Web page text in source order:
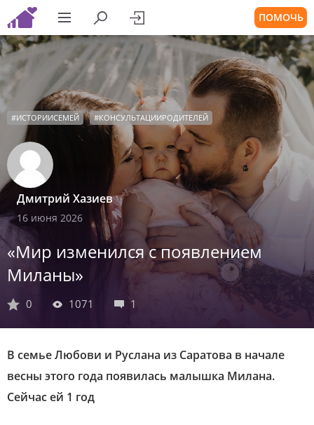
ПОМОЧЬ
#ИСТОРИИСЕМЕЙ #КОНСУЛЬТАЦИИРОДИТЕЛЕЙ
Дмитрий Хазиев
16 июня 2026
«Мир изменился с появлением
Миланы»
0 1071 1
В семье Любови и Руслана из Саратова в начале
весны этого года появилась малышка Милана.
Сейчас ей 1 год